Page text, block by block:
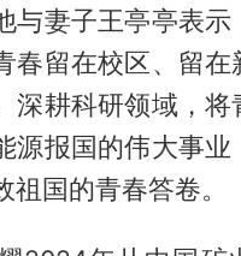
与妻子王亭亭表示
春留在校区、留在
深耕科研领域，将
源报国的伟大事业
祖国的青春答卷。